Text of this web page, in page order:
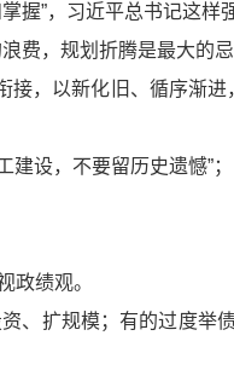
握”，习近平总书记这样
费，规划折腾是最大的忌
，以新化旧、循序渐
设，不要留历史遗憾”；
政绩观。
、扩规模；有的过度举